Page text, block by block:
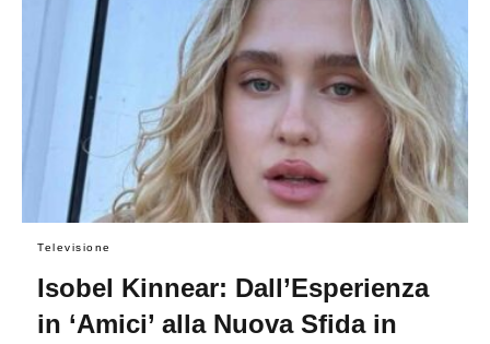
Televisione
Isobel Kinnear: Dall’Esperienza
in ‘Amici’ alla Nuova Sfida in